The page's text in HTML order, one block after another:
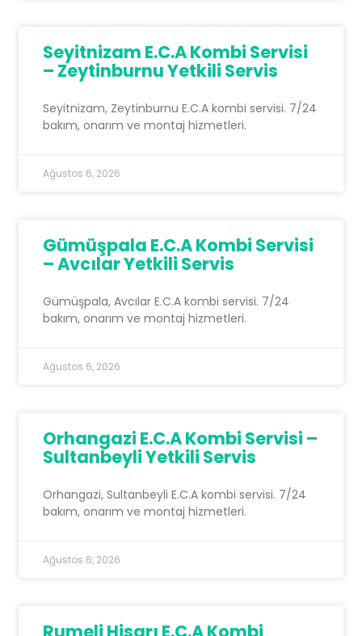
Seyitnizam E.C.A Kombi Servisi
– Zeytinburnu Yetkili Servis
Seyitnizam, Zeytinburnu E.C.A kombi servisi. 7/24
bakım, onarım ve montaj hizmetleri.
Ağustos 6, 2026
Gümüşpala E.C.A Kombi Servisi
– Avcılar Yetkili Servis
Gümüşpala, Avcılar E.C.A kombi servisi. 7/24
bakım, onarım ve montaj hizmetleri.
Ağustos 6, 2026
Orhangazi E.C.A Kombi Servisi –
Sultanbeyli Yetkili Servis
Orhangazi, Sultanbeyli E.C.A kombi servisi. 7/24
bakım, onarım ve montaj hizmetleri.
Ağustos 6, 2026